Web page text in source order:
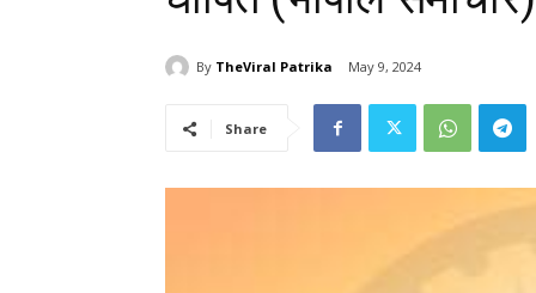
By TheViral Patrika May 9, 2024
Share